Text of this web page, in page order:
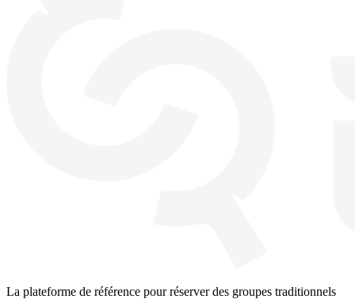
La plateforme de référence pour réserver des groupes traditionnels